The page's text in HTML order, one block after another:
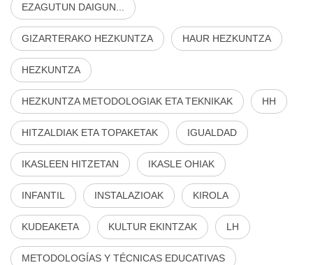
EZAGUTUN DAIGUN...
GIZARTERAKO HEZKUNTZA HAUR HEZKUNTZA
HEZKUNTZA
HEZKUNTZA METODOLOGIAK ETA TEKNIKAK HH
HITZALDIAK ETA TOPAKETAK IGUALDAD
IKASLEEN HITZETAN IKASLE OHIAK
INFANTIL INSTALAZIOAK KIROLA
KUDEAKETA KULTUR EKINTZAK LH
METODOLOGÍAS Y TÉCNICAS EDUCATIVAS